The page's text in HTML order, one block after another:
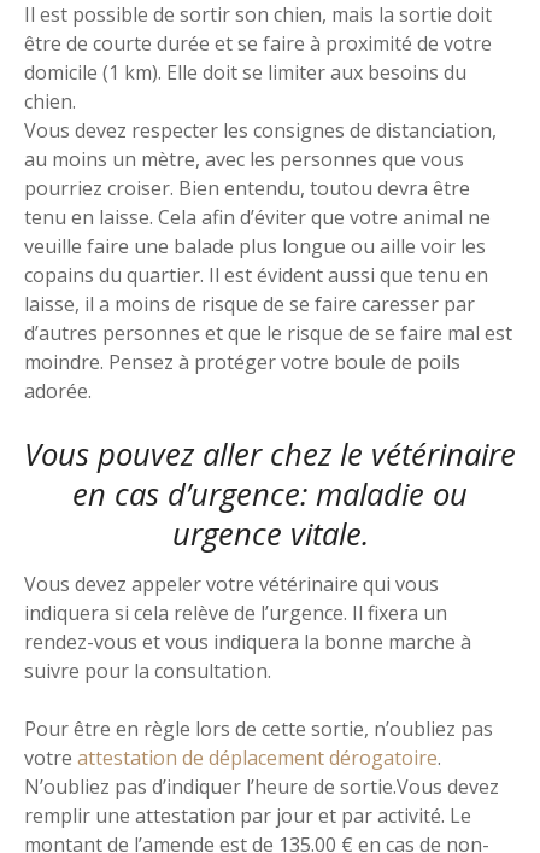
Il est possible de sortir son chien, mais la sortie doit
être de courte durée et se faire à proximité de votre
domicile (1 km). Elle doit se limiter aux besoins du
chien.
Vous devez respecter les consignes de distanciation,
au moins un mètre, avec les personnes que vous
pourriez croiser. Bien entendu, toutou devra être
tenu en laisse. Cela afin d’éviter que votre animal ne
veuille faire une balade plus longue ou aille voir les
copains du quartier. Il est évident aussi que tenu en
laisse, il a moins de risque de se faire caresser par
d’autres personnes et que le risque de se faire mal est
moindre. Pensez à protéger votre boule de poils
adorée.
Vous pouvez aller chez le vétérinaire
en cas d’urgence: maladie ou
urgence vitale.
Vous devez appeler votre vétérinaire qui vous
indiquera si cela relève de l’urgence. Il fixera un
rendez-vous et vous indiquera la bonne marche à
suivre pour la consultation.
Pour être en règle lors de cette sortie, n’oubliez pas
votre attestation de déplacement dérogatoire.
N’oubliez pas d’indiquer l’heure de sortie.Vous devez
remplir une attestation par jour et par activité. Le
montant de l’amende est de 135.00 € en cas de non-